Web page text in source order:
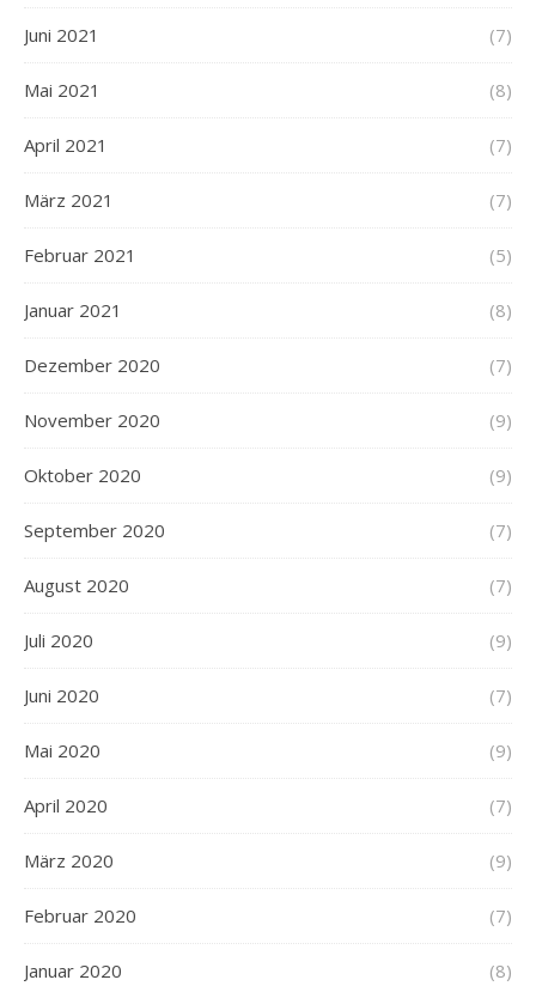
Juni 2021 (7)
Mai 2021 (8)
April 2021 (7)
März 2021 (7)
Februar 2021 (5)
Januar 2021 (8)
Dezember 2020 (7)
November 2020 (9)
Oktober 2020 (9)
September 2020 (7)
August 2020 (7)
Juli 2020 (9)
Juni 2020 (7)
Mai 2020 (9)
April 2020 (7)
März 2020 (9)
Februar 2020 (7)
Januar 2020 (8)